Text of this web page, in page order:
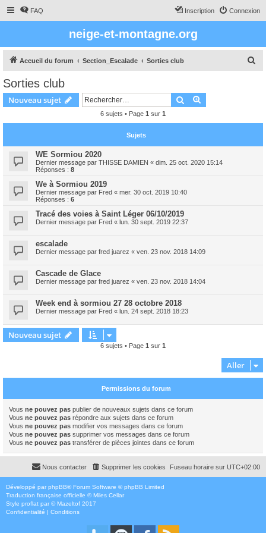
FAQ Connexion
Inscription
neige-et-montagne.org
Accueil du forum Section_Escalade Sorties club
c
Sorties club
Nouveau sujet Rechercher
6 sujets • Page 1 sur 1
Sujets
WE Sormiou 2020
Dernier message par THISSE DAMIEN « dim. 25 oct. 2020 15:14
Réponses : 8
We à Sormiou 2019
Dernier message par Fred « mer. 30 oct. 2019 10:40
Réponses : 6
Tracé des voies à Saint Léger 06/10/2019
Dernier message par Fred « lun. 30 sept. 2019 22:37
escalade
Dernier message par fred juarez « ven. 23 nov. 2018 14:09
Cascade de Glace
Dernier message par fred juarez « ven. 23 nov. 2018 14:04
Week end à sormiou 27 28 octobre 2018
Dernier message par Fred « lun. 24 sept. 2018 18:23
Nouveau sujet
6 sujets • Page 1 sur 1
Aller
Permissions du forum
Vous ne pouvez pas publier de nouveaux sujets dans ce forum
Vous ne pouvez pas répondre aux sujets dans ce forum
Vous ne pouvez pas modifier vos messages dans ce forum
Vous ne pouvez pas supprimer vos messages dans ce forum
Vous ne pouvez pas transférer de pièces jointes dans ce forum
Fuseau horaire sur UTC+02:00
Supprimer les cookies
Nous contacter
Développé par phpBB® Forum Software © phpBB Limited
Traduction française officielle ©Miles Cellar
Style proflat par ©Mazeltof 2017
Confidentialité | Conditions